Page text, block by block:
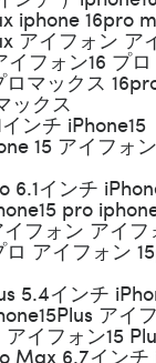
iphone 16pro
アイフォン ア
フォン16 プ
ロマックス
ックス
インチ iPhone15
15 アイフォ
6.1インチ
pro
フォン アイフ
ロ アイフォン
5.4インチ
アイ
イフォン15
Max 6.7インチ